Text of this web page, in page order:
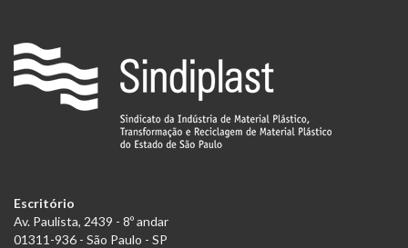
Escritório
Av. Paulista, 2439 - 8º andar
01311-936 - São Paulo - SP